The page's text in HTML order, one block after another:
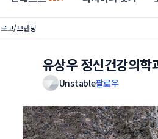
로고/브랜딩
유상우 정신건강의
Unstable팔로우